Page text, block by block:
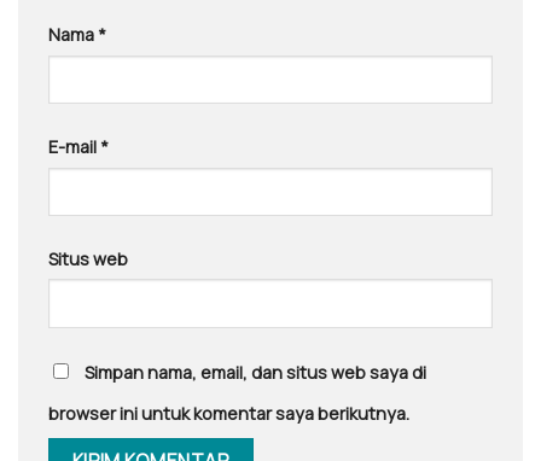
Nama *
E-mail *
Situs web
Simpan nama, email, dan situs web saya di
browser ini untuk komentar saya berikutnya.